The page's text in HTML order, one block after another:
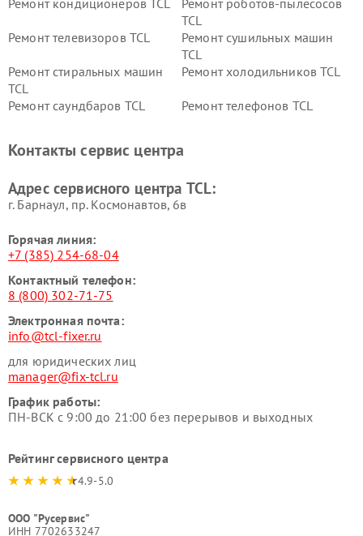
Ремонт кондиционеров TCL
Ремонт роботов-пылесосов
TCL
Ремонт телевизоров TCL
Ремонт сушильных машин
TCL
Ремонт стиральных машин
TCL
Ремонт холодильников TCL
Ремонт саундбаров TCL Ремонт телефонов TCL
Контакты сервис центра
Адрес сервисного центра TCL:
г. Барнаул, ​пр. Космонавтов, 6в
Горячая линия:
+7 (385) 254-68-04
Контактный телефон:
8 (800) 302-71-75
Электронная почта:
info@tcl-fixer.ru
для юридических лиц
manager@fix-tcl.ru
График работы:
ПН-ВСК с 9:00 до 21:00 без перерывов и выходных
Рейтинг сервисного центра
4.9-5.0
ООО "Русервис"
ИНН 7702633247